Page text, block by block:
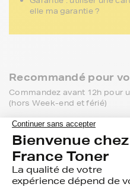
Recommandé pour
Commandez avant 12h pour
(hors Week-end et férié)
elle ma garantie ?